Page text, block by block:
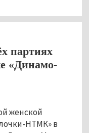
партиях
«Динамо-
женской
НТМК» в